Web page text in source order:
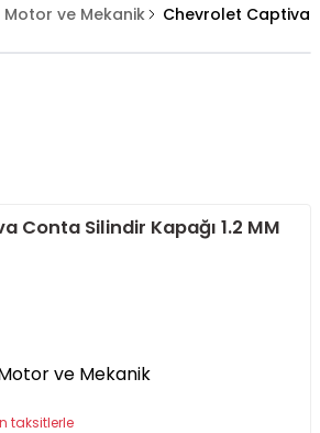
ve Mekanik Chevrolet Captiva
Conta Silindir Kapağı 1.2 MM
ve Mekanik
taksitlerle